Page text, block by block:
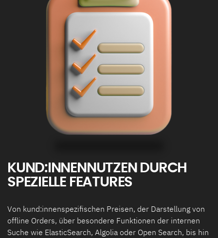
KUND:INNENNUTZEN DURCH
SPEZIELLE FEATURES
Von kund:innenspezifischen Preisen, der Darstellung von
offline Orders, über besondere Funktionen der internen
Suche wie ElasticSearch, Algolia oder Open Search, bis hin